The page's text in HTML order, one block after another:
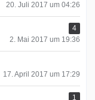
20. Juli 2017 um 04:26
4
2. Mai 2017 um 19:36
17. April 2017 um 17:29
1